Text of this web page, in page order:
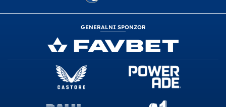
GENERALNI SPONZOR